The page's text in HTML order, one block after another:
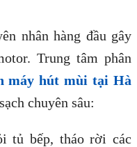
nhân hàng đầu gây
Trung tâm phân
máy hút mùi tại Hà
chuyên sâu:
tủ bếp, tháo rời các